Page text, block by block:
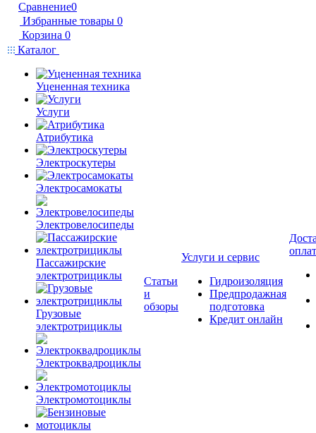
Сравнение0
Избранные товары 0
Корзина 0
Каталог
Уцененная техника
Услуги
Атрибутика
Электроскутеры
Электросамокаты
Электровелосипеды
Пассажирские
электротрициклы
Грузовые
электротрициклы
Электроквадроциклы
Электромотоциклы
Статьи
и
обзоры
Услуги и сервис
Гидроизоляция
Предпродажная
подготовка
Кредит онлайн